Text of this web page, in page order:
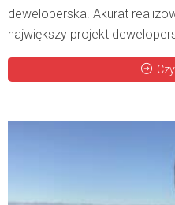
deweloperska. Akurat
największy projekt